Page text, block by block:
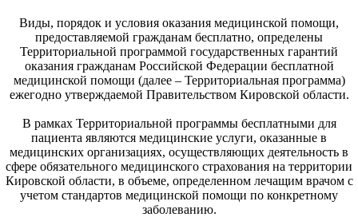
Виды, порядок и условия оказания медицинской помощи,
предоставляемой гражданам бесплатно, определены
Территориальной программой государственных гарантий
оказания гражданам Российской Федерации бесплатной
медицинской помощи (далее – Территориальная программа)
ежегодно утверждаемой Правительством Кировской области.
В рамках Территориальной программы бесплатными для
пациента являются медицинские услуги, оказанные в
медицинских организациях, осуществляющих деятельность в
сфере обязательного медицинского страхования на территории
Кировской области, в объеме, определенном лечащим врачом с
учетом стандартов медицинской помощи по конкретному
заболеванию.